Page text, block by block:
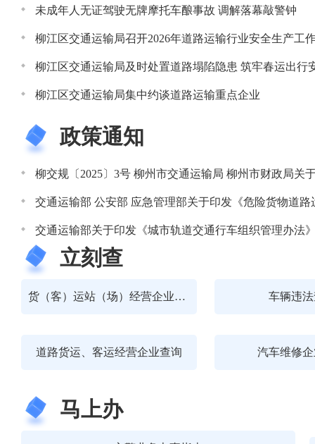
未成年人无证驾驶无牌摩托车酿事故 调解落幕敲警钟
柳江区交通运输局召开2026年道路运输行业安全生产工
柳江区交通运输局及时处置道路塌陷隐患 筑牢春运出行
柳江区交通运输局集中约谈道路运输重点企业
政策通知
交通运输部 公安部 应急管理部关于印发《危险货物道
交通运输部关于印发《城市轨道交通行车组织管理办法
立刻查
货（客）运站（场）经营企业查询 车辆违
道路货运、客运经营企业查询 汽车维修
马上办